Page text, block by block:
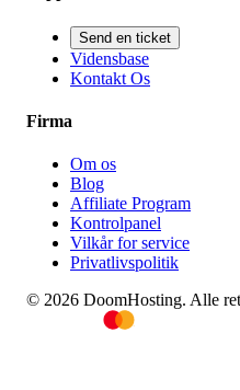
Send en ticket
Vidensbase
Kontakt Os
Firma
Om os
Blog
Affiliate Program
Kontrolpanel
Vilkår for service
Privatlivspolitik
© 2026 DoomHosting. Alle